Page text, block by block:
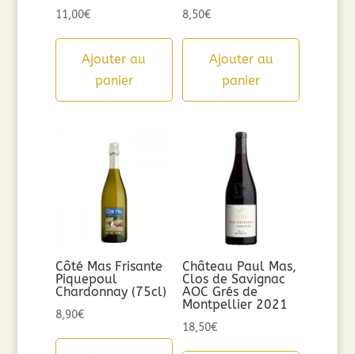
11,00€
Ajouter au
panier
8,50€
Ajouter au
panier
Côté Mas Frisante
Piquepoul
Chardonnay (75cl)
8,90€
Château Paul Mas,
Clos de Savignac
AOC Grés de
Montpellier 2021
18,50€